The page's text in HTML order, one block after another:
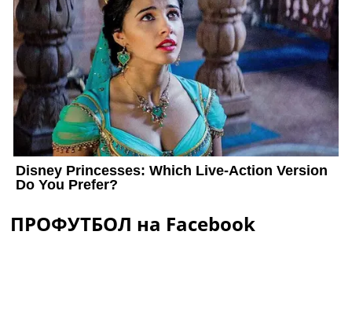
ПРОФУТБОЛ на Facebook